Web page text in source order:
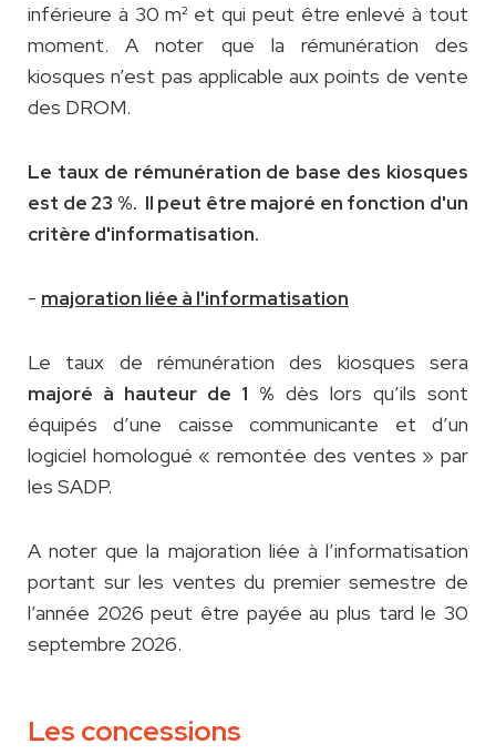
inférieure à 30 m² et qui peut être enlevé à tout
moment. A noter que la rémunération des
kiosques n’est pas applicable aux points de vente
des DROM.
Le taux de rémunération de base des kiosques
est de 23 %. Il peut être majoré en fonction d'un
critère d'informatisation.
- majoration liée à l'informatisation
Le taux de rémunération des kiosques sera
majoré à hauteur de 1 % dès lors qu’ils sont
équipés d’une caisse communicante et d’un
logiciel homologué « remontée des ventes » par
les SADP.
A noter que la majoration liée à l’informatisation
portant sur les ventes du premier semestre de
l’année 2026 peut être payée au plus tard le 30
septembre 2026.
Les concessions